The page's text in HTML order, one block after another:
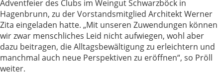
Adventfeier des Clubs im Weingut Schwarzböck in
Hagenbrunn, zu der Vorstandsmitglied Architekt Werner
Zita eingeladen hatte. „Mit unseren Zuwendungen können
wir zwar menschliches Leid nicht aufwiegen, wohl aber
dazu beitragen, die Alltagsbewältigung zu erleichtern und
manchmal auch neue Perspektiven zu eröffnen“, so Pröll
weiter.